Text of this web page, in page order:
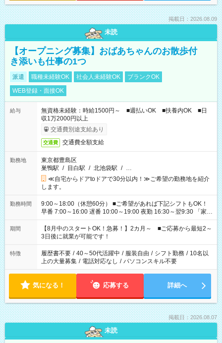
掲載日：2026.08.09
未読
【オープニング募集】おばあちゃんのお散歩付
き添いも仕事の1つ
派遣 職種未経験OK 社会人未経験OK
ブランクOK
WEB登録・面接OK
給与
無資格未経験：時給1500円～ ■週払いOK ■扶養内OK ■日
収1万2000円以上
交通費別途支給あり
交通費 交通費全額支給
勤務地
東京都豊島区
巣鴨駅 / 目白駅 / 北池袋駅 / …
≪自宅からドアtoドアで30分以内！≫ご希望の勤務地を紹介
します。
勤務時間
9:00～18:00（休憩60分） ■ご希望があれば下記シフトもOK！
早番 7:00～16:00 遅番 10:00～19:00 夜勤 16:30～翌9:30 「家族
と休みを合わせたい」 「余裕を持って夕飯の準備がしたい」
「できれば残業はしたくない」 など、ご希望を教えてください
ね。 ※Wワーク希望の方へ 今ご覧のお仕事で希望する勤務時間
と、もう1つのお仕事の勤務時間。 合計で週40時間を超える場
合は応募できません。
期間
【8月中のスタートOK！急募！】2カ月～ ■ご応募から最短2～
3日後に就業が可能です！
特徴 履歴書不要 / 40～50代活躍中 / 服装自由 / シフト勤務 / 10名以
上の大量募集 / 電話対応なし / パソコンスキル不要
気になる！ 応募する 詳細へ
掲載日：2026.08.07
未読